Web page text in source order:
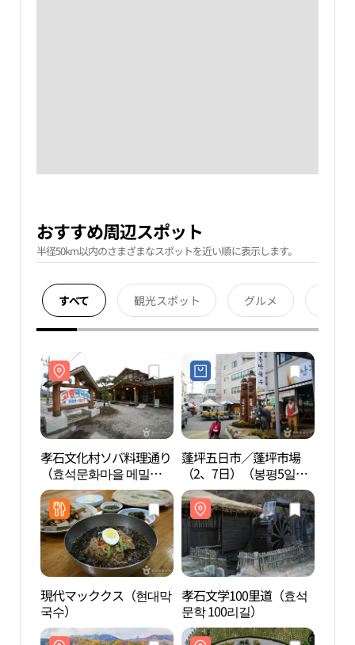
おすすめ周辺スポット
半径50km以内のさまざまなスポットを近い順に表示します。
すべて 観光スポット グルメ
孝石文化村ソバ料理通り
（효석문화마을 메밀음
식거리）
蓬坪五日市／蓬坪市場
（2、7日）（봉평5일장 /
봉평시장（2, 7 일）
現代マッククス（현대막
국수）
孝石文学100里道（효석
문학 100리길）